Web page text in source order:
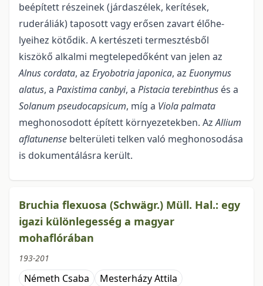
beépített részeinek (járdaszélek, kerítések,
ruderáliák) taposott vagy erősen zavart élőhe­
lyeihez kötődik. A kertészeti termesztésből
kiszökő alkalmi megtelepedőként van jelen az
Alnuscorda­ta, az Eryobotriajaponica, az Euonymus
alatus, a Paxistimacanbyi, a Pistacia terebinthus és a
Solanum pseudocapsicum, míg a Violapalmata
meghonosodott épített környezetekben. AzAllium
aflatunense belterületi telken való meghonosodása
is dokumentálásra került.
Bruchia flexuosa (Schwägr.) Müll. Hal.: egy
igazi különlegesség a magyar
mohaflórában
193-201
Németh Csaba Mesterházy Attila